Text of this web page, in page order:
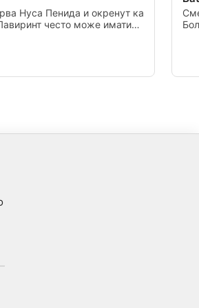
Нуса Пенида и окренут ка
често може имати